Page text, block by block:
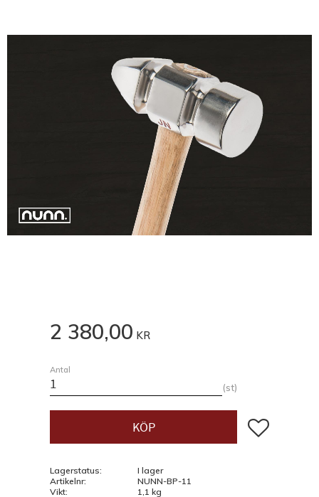
2 380,00 KR
Antal
st
KÖP Lägg till i
Lagerstatus
I lager
Artikelnr
NUNN-BP-11
Vikt
1,1 kg